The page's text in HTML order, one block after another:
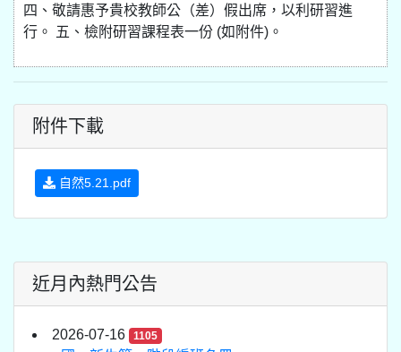
四、敬請惠予貴校教師公（差）假出席，以利研習進
行。 五、檢附研習課程表一份 (如附件)。
附件下載
自然5.21.pdf
近月內熱門公告
2026-07-16 1105